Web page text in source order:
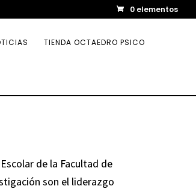
0 elementos
TIENDA OCTAEDRO PSICO
de la Facultad de
son el liderazgo